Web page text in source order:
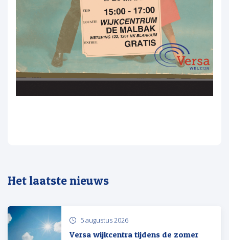
Het laatste nieuws
Versa wijkcentra tijdens de zomer
5 augustus 2026